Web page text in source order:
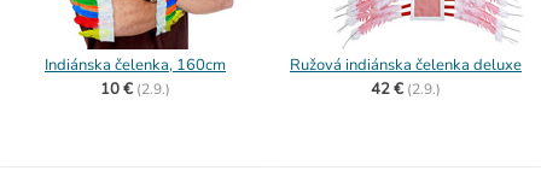
Indiánska čelenka, 160cm
10 € (2.9.)
Ružová indiánska čelenka deluxe
42 € (2.9.)